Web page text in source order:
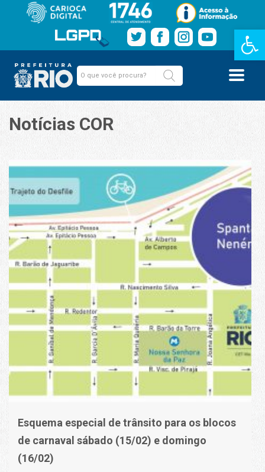
Barra de
Notícias COR
Esquema especial de trânsito para os blocos
de carnaval sábado (15/02) e domingo
(16/02)